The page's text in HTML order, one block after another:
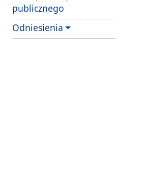
publicznego
Odniesienia